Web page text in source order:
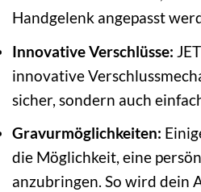
Handgelenk angepasst
Innovative Verschlüsse:
innovative
sicher, sondern auch
Gravurmöglichkeiten:
die Möglichkeit, eine
anzubringen. So wird dein